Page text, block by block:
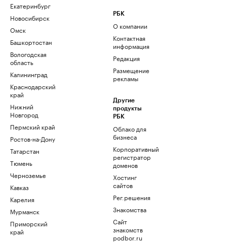
Екатеринбург
Новосибирск
Омск
Башкортостан
Вологодская
область
Калининград
Краснодарский
край
Нижний
Новгород
Пермский край
Ростов-на-Дону
Татарстан
Тюмень
Черноземье
Кавказ
Карелия
Мурманск
Приморский
край
РБК
О компании
Контактная
информация
Редакция
Размещение
рекламы
Другие
продукты
РБК
Облако для
бизнеса
Корпоративный
регистратор
доменов
Хостинг
сайтов
Рег.решения
Знакомства
Сайт
знакомств
podbor.ru